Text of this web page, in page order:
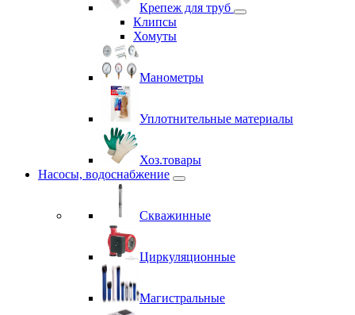
Крепеж для труб
Клипсы
Хомуты
Манометры
Уплотнительные материалы
Хоз.товары
Насосы, водоснабжение
Скважинные
Циркуляционные
Магистральные